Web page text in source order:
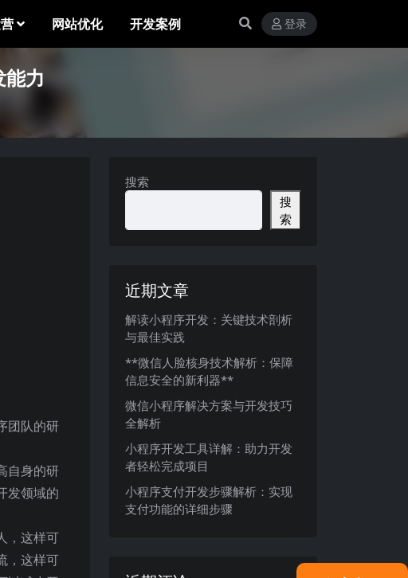
网站优化 开发案例 登录
能力
团队的研
自身的研
发领域的
，这样可
，这样可
搜索
搜
索
近期文章
解读小程序开发：关键技术剖析
与最佳实践
**微信人脸核身技术解析：保障
信息安全的新利器**
微信小程序解决方案与开发技巧
全解析
小程序开发工具详解：助力开发
者轻松完成项目
小程序支付开发步骤解析：实现
支付功能的详细步骤